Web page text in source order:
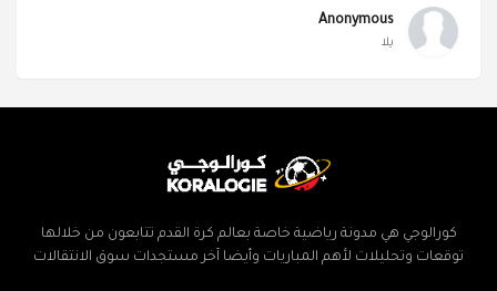
Anonymous
يلا
كورالوجي هي مدونة رياضية خاصة بعالم كرة القدم تتابعون من خلالها
توقعات وتحليلات لأهم المباريات وأيضا آخر مستجدات سوق الانتقالات